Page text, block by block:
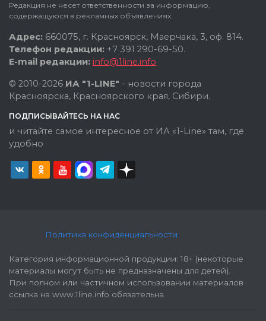
Редакция не несет ответственности за информацию,
содержащуюся в рекламных объявлениях.
Адрес: 660075, г. Красноярск, Маерчака, 3, оф. 814.
Телефон редакции: +7 391 290-69-50.
E-mail редакции: info@1line.info
© 2010-2026 ИА "1-LINE" - новости города
Красноярска, Красноярского края, Сибири.
ПОДПИСЫВАЙТЕСЬ НА НАС
и читайте самое интересное от ИА «1-Line» там, где
удобно
Политика конфиденциальности
Категория информационной продукции: 18+ (некоторые
материалы могут быть не предназначены для детей).
При полном или частичном использовании материалов
ссылка на www.1line.info обязательна.